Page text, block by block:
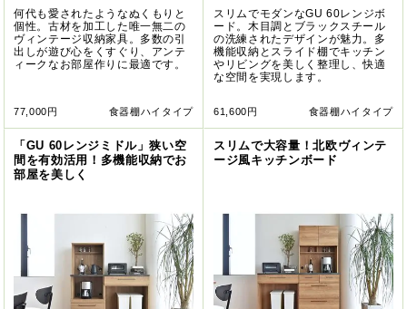
何代も愛されたようなぬくもりと
個性。古材を加工した唯一無二の
ヴィンテージ収納家具。多数の引
出しが遊び心をくすぐり、アンテ
ィークなお部屋作りに最適です。
77,000円 食器棚ハイタイプ
スリムでモダンなGU 60レンジボ
ード。木目調とブラックスチール
の洗練されたデザインが魅力。多
機能収納とスライド棚でキッチン
やリビングを美しく整理し、快適
な空間を実現します。
61,600円 食器棚ハイタイプ
「GU 60レンジミドル」狭い空
間を有効活用！多機能収納でお
部屋を美しく
スリムで大容量！北欧ヴィンテ
ージ風キッチンボード